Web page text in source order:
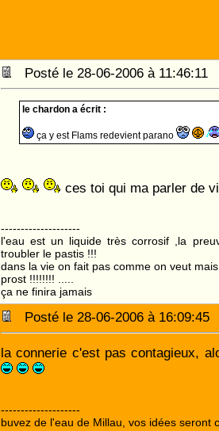
Posté le 28-06-2006 à 11:46:11
le chardon a écrit :
ça y est Flams redevient parano
ces toi qui ma parler de
--------------------
l'eau est un liquide très corrosif ,la
troubler le pastis !!!
dans la vie on fait pas comme on veut
prost !!!!!!!! .....
ça ne finira jamais
Posté le 28-06-2006 à
la connerie c'est pas contagieux,
--------------------
buvez de l'eau de Millau, vos idées seront